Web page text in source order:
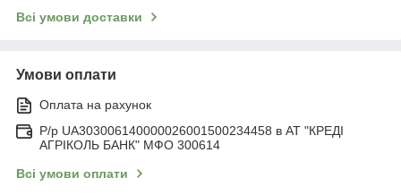
Всі умови доставки
Умови оплати
Оплата на рахунок
Р/р UA303006140000026001500234458 в АТ "КРЕДІ
АГРІКОЛЬ БАНК" МФО 300614
Всі умови оплати